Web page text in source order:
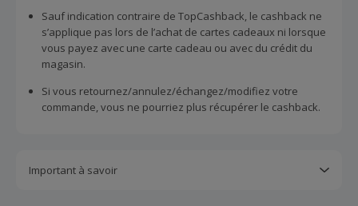
Sauf indication contraire de TopCashback, le cashback ne
s’applique pas lors de l’achat de cartes cadeaux ni lorsque
vous payez avec une carte cadeau ou avec du crédit du
magasin.
Si vous retournez/annulez/échangez/modifiez votre
commande, vous ne pourriez plus récupérer le cashback.
Important à savoir